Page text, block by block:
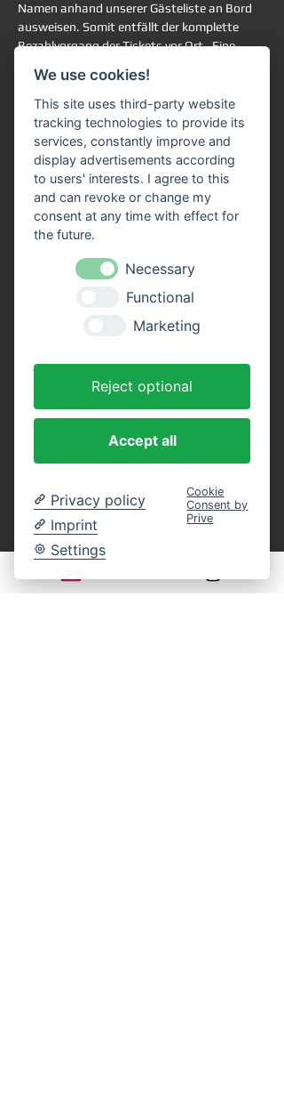
Namen anhand unserer Gästeliste an Bord
ausweisen. Somit entfällt der komplette
Bezahlvorgang der Tickets vor Ort.  Eine
Teilnahme an der ausgewählten Schifffahrt.
Sie haben trotzdem vollkommen freie
Platzwahl an Bord.
Rechtlicher Hinweis:
Ein gesetzliches Widerrufsrecht für
terminbezogene Freizeitveranstaltungen
besteht grundsätzlich nicht. Die Rückgabe,
der Umtausch oder eine Stornierung der
ausgeschlossen.
Erwachsene (Rundfahrt)
Anzahl
We use cookies!
This site uses third-party website
tracking technologies to provide its
services, constantly improve and
display advertisements according
to users' interests. I agree to this
and can revoke or change my
consent at any time with effect for
the future.
Necessary
Functional
Marketing
Reject optional
Accept all
Privacy policy
Imprint
Settings
Cookie
Consent by
Prive